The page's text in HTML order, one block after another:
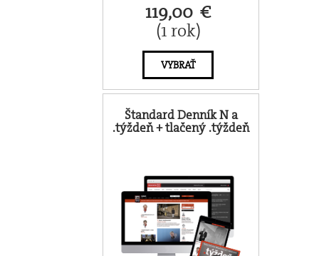
119,00 €
(1 rok)
VYBRAŤ
Štandard Denník N a
.týždeň + tlačený .týždeň